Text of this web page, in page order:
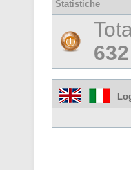
Statistiche
632